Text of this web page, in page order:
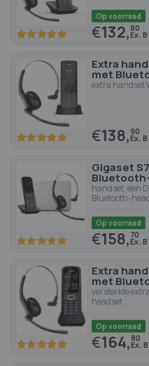
100 100
Op voorraad
€132,80
Extra
met
extra handset
100 100 €138,90
Gigaset
handset, een
Bluetooth-
100 100
Op voorraad
€158,70
Extra
met
versterkte
headset
100 100
Op voorraad
€164,80